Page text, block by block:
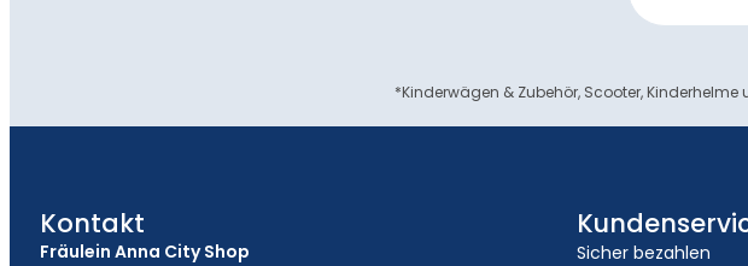
*Kinderwägen & Zubehör, Scooter,
Kontakt
Fräulein Anna City Shop Sicher bezahlen